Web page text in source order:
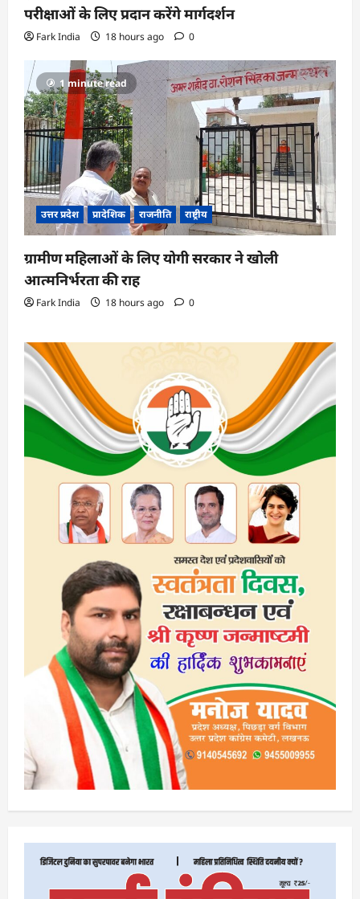
परीक्षाओं के लिए प्रदान करेंगे मार्गदर्शन
Fark India 18 hours ago 0
1 minute read
उत्तर प्रदेश प्रादेशिक राजनीति राष्ट्रीय
ग्रामीण महिलाओं के लिए योगी सरकार ने खोली
आत्मनिर्भरता की राह
Fark India 18 hours ago 0